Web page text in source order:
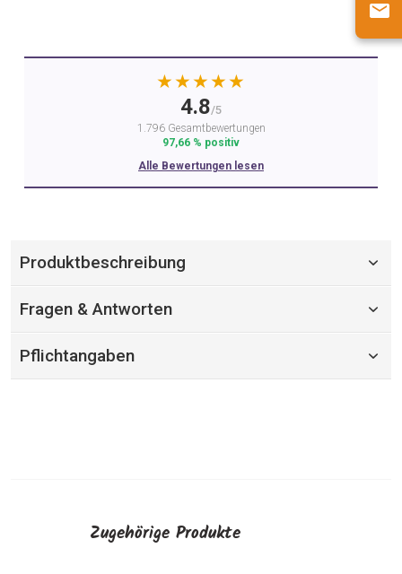
★★★★★
4.8/5
1.796 Gesamtbewertungen
97,66 % positiv
Alle Bewertungen lesen
Produktbeschreibung
Fragen & Antworten
Pflichtangaben
Zugehörige Produkte